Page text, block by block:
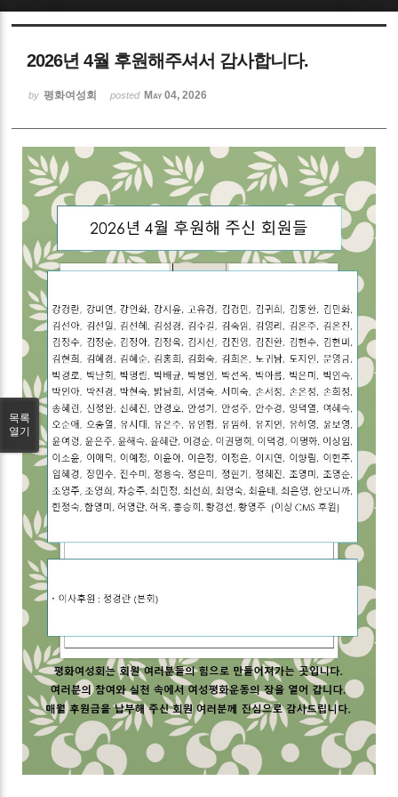
2026년 4월 후원해주셔서 감사합니다.
by 평화여성회 posted May 04, 2026
목록
열기
Sketchbook5, 스케치북5
Sketchbook5, 스케치북5